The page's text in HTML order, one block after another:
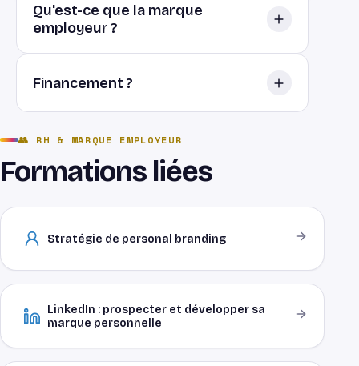
Qu'est-ce que la marque
employeur ?
L'image et la promesse d'une entreprise en
Financement ?
OPCO ou plan de développement des
compétences. Organisme certifié Qualiopi.
👥 RH & MARQUE EMPLOYEUR
Formations liées
Stratégie de personal branding
LinkedIn : prospecter et développer sa
marque personnelle